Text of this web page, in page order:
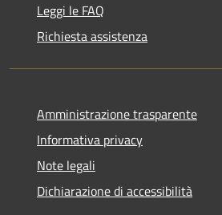
Leggi le FAQ
Richiesta assistenza
Amministrazione trasparente
Informativa privacy
Note legali
Dichiarazione di accessibilità